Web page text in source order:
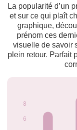
La popularité d’un
et sur ce qui plaît
graphique,
prénom ces
visuelle de savoir
plein retour. Parfait
Popularité du
prénom Enza par
2010
9
2011
7
2012
5
2014
6